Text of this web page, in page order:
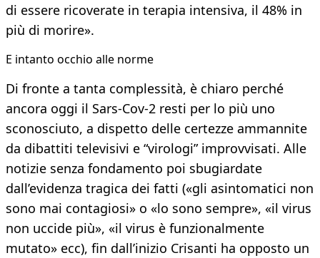
di essere ricoverate in terapia intensiva, il 48% in
più di morire».
E intanto occhio alle norme
Di fronte a tanta complessità, è chiaro perché
ancora oggi il Sars-Cov-2 resti per lo più uno
sconosciuto, a dispetto delle certezze ammannite
da dibattiti televisivi e “virologi” improvvisati. Alle
notizie senza fondamento poi sbugiardate
dall’evidenza tragica dei fatti («gli asintomatici non
sono mai contagiosi» o «lo sono sempre», «il virus
non uccide più», «il virus è funzionalmente
mutato» ecc), fin dall’inizio Crisanti ha opposto un